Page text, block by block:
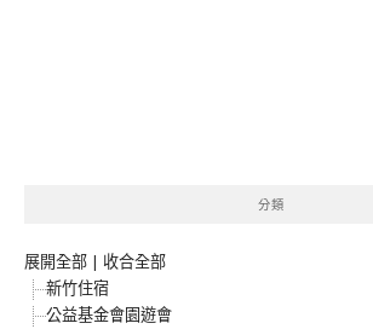
分類
展開全部 | 收合全部
新竹住宿
公益基金會園遊會